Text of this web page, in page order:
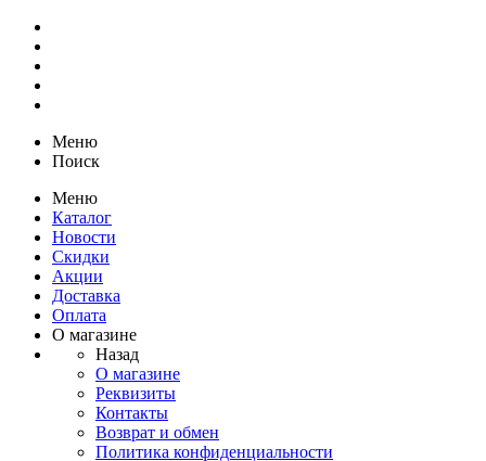
Меню
Поиск
Меню
Каталог
Новости
Скидки
Акции
Доставка
Оплата
О магазине
Назад
О магазине
Реквизиты
Контакты
Возврат и обмен
Политика конфиденциальности